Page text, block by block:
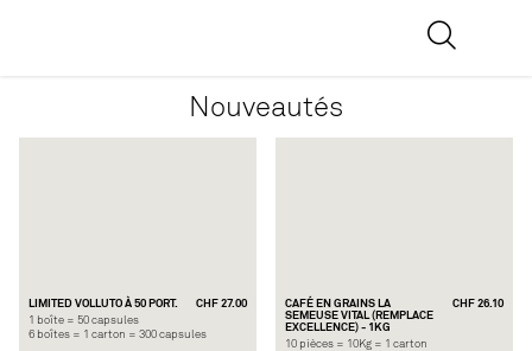
Nouveautés
LIMITED VOLLUTO À 50 PORT.
CHF 27.00
1 boîte = 50 capsules
6 boîtes = 1 carton = 300 capsules
CAFÉ EN GRAINS LA
SEMEUSE VITAL (REMPLACE
EXCELLENCE) - 1KG
CHF 26.10
10 pièces = 10Kg = 1 carton